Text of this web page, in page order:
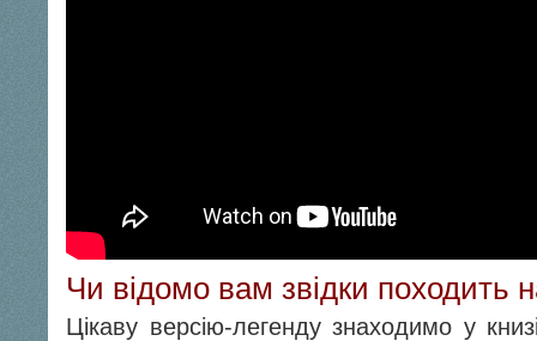
Чи відомо вам звідки походить
Цікаву версію-легенду знаходимо у